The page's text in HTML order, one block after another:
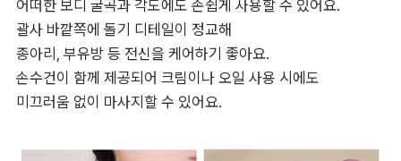
어떠한 보디 굴곡과 각도에도 손쉽게 사용할 수 있어요.
괄사 바깥쪽에 돌기 디테일이 정교해
종아리, 부유방 등 전신을 케어하기 좋아요.
손수건이 함께 제공되어 크림이나 오일 사용 시에도
미끄러움 없이 마사지할 수 있어요.